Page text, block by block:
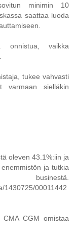
minimin 10
saattaa luoda
onnistua, vaikka
tukee vahvasti
varmaan sielläkin
oleven 43.1%:iin ja
ja tutkia
1430725/00011442
CGM omistaa